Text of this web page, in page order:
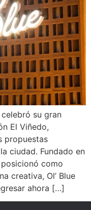
su gran
El Viñedo,
propuestas
ciudad. Fundado en
como
creativa, Ol’ Blue
ahora […]